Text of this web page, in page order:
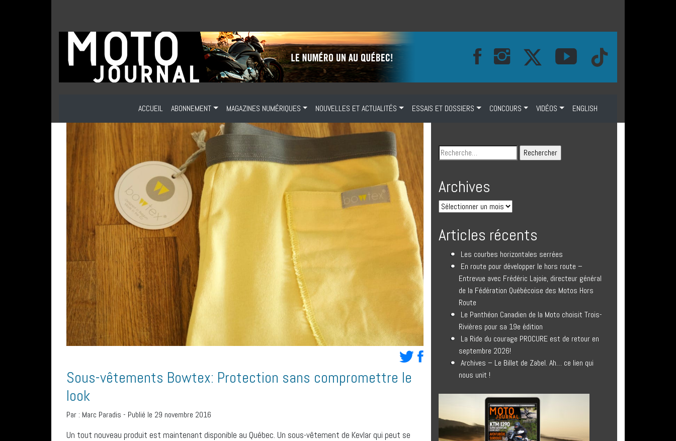
ACCUEIL ABONNEMENT MAGAZINES NUMÉRIQUES NOUVELLES ET ACTUALITÉS ESSAIS ET DOSSIERS CONCOURS VIDÉOS ENGLISH
Sous-vêtements Bowtex: Protection sans compromettre le
look
Par : Marc Paradis - Publié le 29 novembre 2016
Un tout nouveau produit est maintenant disponible au Québec. Un sous-vêtement de Kevlar qui peut se
Archives
Articles récents
Les courbes horizontales serrées
En route pour développer le hors route –
Entrevue avec Frédéric Lajoie, directeur général
de la Fédération Québécoise des Motos Hors
Route
Le Panthéon Canadien de la Moto choisit Trois-
Rivières pour sa 19e édition
La Ride du courage PROCURE est de retour en
septembre 2026!
Archives – Le Billet de Zabel. Ah… ce lien qui
nous unit !